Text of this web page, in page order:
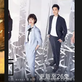
更新至26集